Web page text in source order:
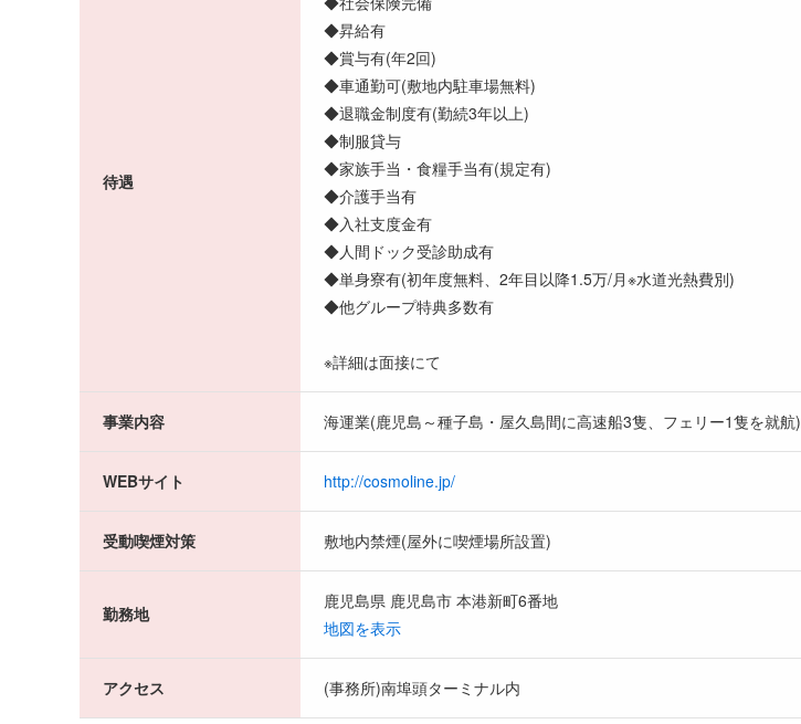
待遇
◆昇給有
◆賞与有(年2回)
◆車通勤可(敷地内駐車場無料)
◆退職金制度有(勤続3年以上)
◆制服貸与
◆家族手当・食糧手当有(規定有)
◆介護手当有
◆入社支度金有
◆人間ドック受診助成有
◆単身寮有(初年度無料、2年目以降1.5万/月※水道光熱費別)
◆他グループ特典多数有
※詳細は面接にて
事業内容 海運業(鹿児島～種子島・屋久島間に高速船3隻、フェリー1隻を就航)
WEBサイト http://cosmoline.jp/
受動喫煙対策 敷地内禁煙(屋外に喫煙場所設置)
勤務地
鹿児島県 鹿児島市 本港新町6番地
地図を表示
アクセス (事務所)南埠頭ターミナル内